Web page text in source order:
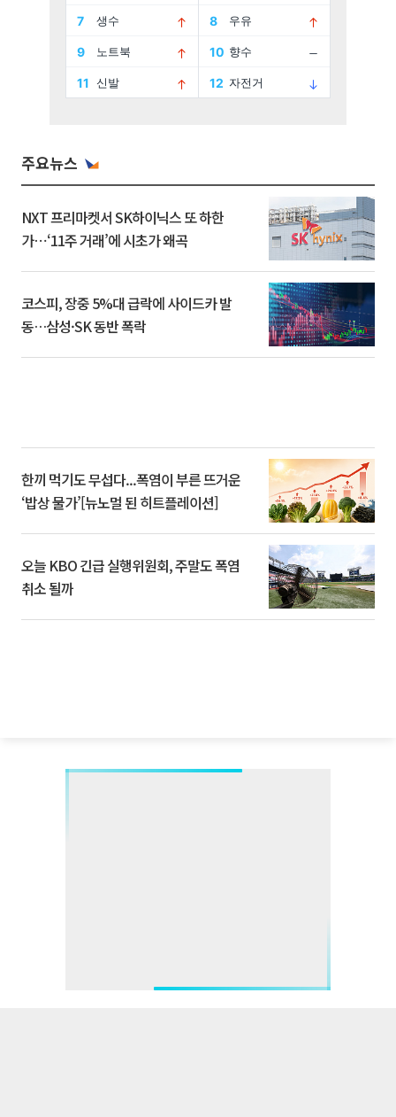
주요뉴스
NXT 프리마켓서 SK하이닉스 또 하한
가⋯‘11주 거래’에 시초가 왜곡
코스피, 장중 5%대 급락에 사이드카 발
동…삼성·SK 동반 폭락
한끼 먹기도 무섭다...폭염이 부른 뜨거운
‘밥상 물가’[뉴노멀 된 히트플레이션]
오늘 KBO 긴급 실행위원회, 주말도 폭염
취소 될까